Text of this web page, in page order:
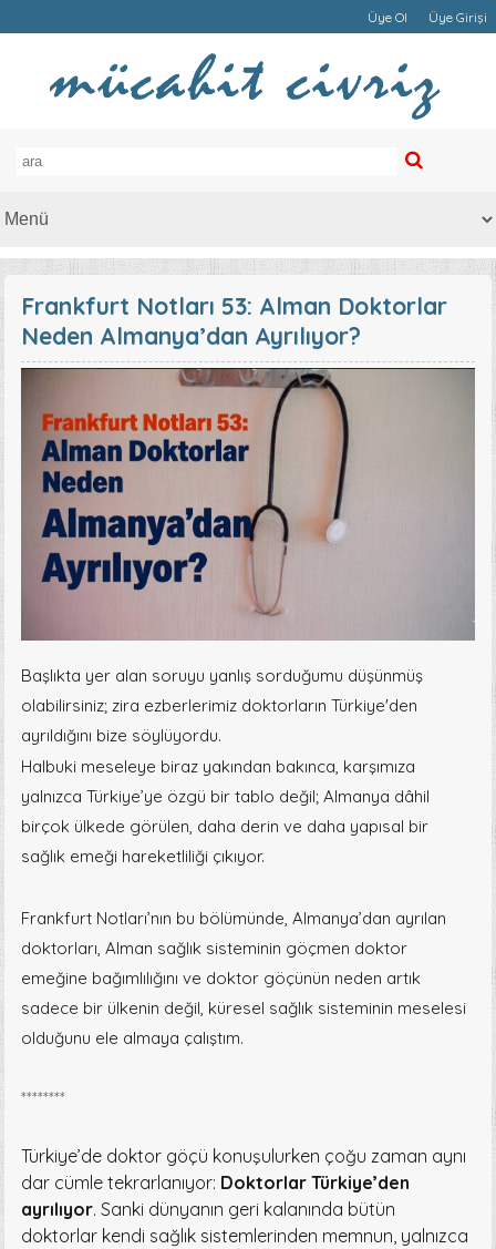
Üye Ol Üye Girişi
Frankfurt Notları 53: Alman Doktorlar
Neden Almanya’dan Ayrılıyor?
Başlıkta yer alan soruyu yanlış sorduğumu düşünmüş
olabilirsiniz; zira ezberlerimiz doktorların Türkiye'den
ayrıldığını bize söylüyordu.
Halbuki meseleye biraz yakından bakınca, karşımıza
yalnızca Türkiye’ye özgü bir tablo değil; Almanya dâhil
birçok ülkede görülen, daha derin ve daha yapısal bir
sağlık emeği hareketliliği çıkıyor.
Frankfurt Notları’nın bu bölümünde, Almanya’dan ayrılan
doktorları, Alman sağlık sisteminin göçmen doktor
emeğine bağımlılığını ve doktor göçünün neden artık
sadece bir ülkenin değil, küresel sağlık sisteminin meselesi
olduğunu ele almaya çalıştım.
********
Türkiye’de doktor göçü konuşulurken çoğu zaman aynı
dar cümle tekrarlanıyor: Doktorlar Türkiye’den
ayrılıyor. Sanki dünyanın geri kalanında bütün
doktorlar kendi sağlık sistemlerinden memnun, yalnızca